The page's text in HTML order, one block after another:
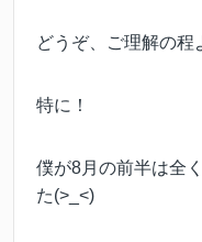
どうぞ、ご理解の程
特に！
僕が8月の前半は全
た(>_<)